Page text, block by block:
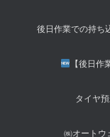
後日作業での持ち
【後日
タイヤ
㈱オートウ